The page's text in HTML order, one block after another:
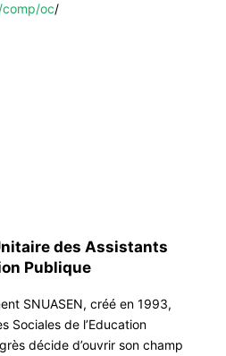
oc/
des Assistants
Publique
SNUASEN, créé en 1993,
Sociales de l’Education
décide d’ouvrir son champ